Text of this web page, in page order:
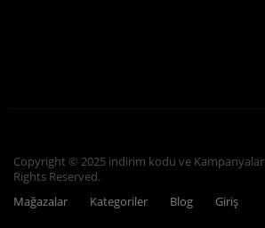
Copyright © 2025 indirim kodu ve Kampanyalar
Rights Reserved.
Mağazalar
Kategoriler Blog Giriş